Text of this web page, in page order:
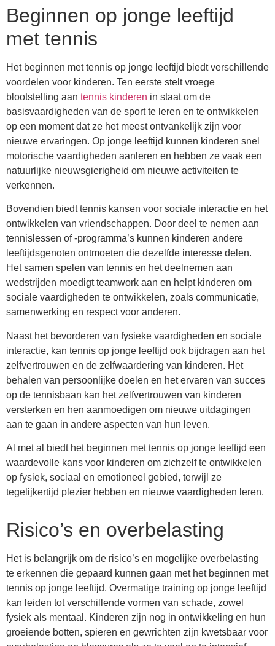
Beginnen op jonge leeftijd
met tennis
Het beginnen met tennis op jonge leeftijd biedt verschillende
voordelen voor kinderen. Ten eerste stelt vroege
blootstelling aan tennis kinderen in staat om de
basisvaardigheden van de sport te leren en te ontwikkelen
op een moment dat ze het meest ontvankelijk zijn voor
nieuwe ervaringen. Op jonge leeftijd kunnen kinderen snel
motorische vaardigheden aanleren en hebben ze vaak een
natuurlijke nieuwsgierigheid om nieuwe activiteiten te
verkennen.
Bovendien biedt tennis kansen voor sociale interactie en het
ontwikkelen van vriendschappen. Door deel te nemen aan
tennislessen of -programma’s kunnen kinderen andere
leeftijdsgenoten ontmoeten die dezelfde interesse delen.
Het samen spelen van tennis en het deelnemen aan
wedstrijden moedigt teamwork aan en helpt kinderen om
sociale vaardigheden te ontwikkelen, zoals communicatie,
samenwerking en respect voor anderen.
Naast het bevorderen van fysieke vaardigheden en sociale
interactie, kan tennis op jonge leeftijd ook bijdragen aan het
zelfvertrouwen en de zelfwaardering van kinderen. Het
behalen van persoonlijke doelen en het ervaren van succes
op de tennisbaan kan het zelfvertrouwen van kinderen
versterken en hen aanmoedigen om nieuwe uitdagingen
aan te gaan in andere aspecten van hun leven.
Al met al biedt het beginnen met tennis op jonge leeftijd een
waardevolle kans voor kinderen om zichzelf te ontwikkelen
op fysiek, sociaal en emotioneel gebied, terwijl ze
tegelijkertijd plezier hebben en nieuwe vaardigheden leren.
Risico’s en overbelasting
Het is belangrijk om de risico’s en mogelijke overbelasting
te erkennen die gepaard kunnen gaan met het beginnen met
tennis op jonge leeftijd. Overmatige training op jonge leeftijd
kan leiden tot verschillende vormen van schade, zowel
fysiek als mentaal. Kinderen zijn nog in ontwikkeling en hun
groeiende botten, spieren en gewrichten zijn kwetsbaar voor